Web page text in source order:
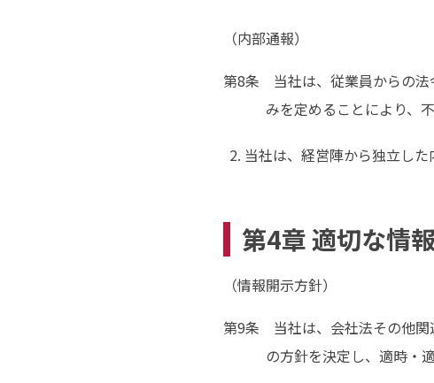
（内部通報）
第8条 当社は、従業員からの法
みを定めることにより、
当社は、経営陣から独立し
第4章 適切な情
（情報開示方針）
第9条 当社は、会社法その他関
の方針を決定し、適時・